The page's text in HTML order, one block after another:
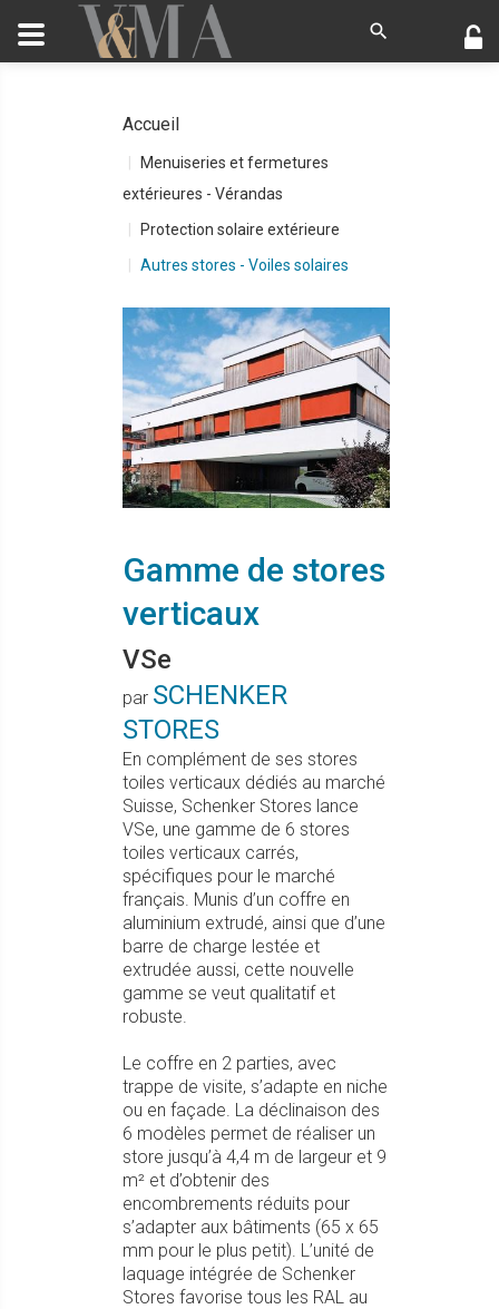
Accueil
Menuiseries et fermetures
extérieures - Vérandas
Protection solaire extérieure
Autres stores - Voiles solaires
Gamme de stores
verticaux
VSe
par SCHENKER
STORES
En complément de ses stores
toiles verticaux dédiés au marché
Suisse, Schenker Stores lance
VSe, une gamme de 6 stores
toiles verticaux carrés,
spécifiques pour le marché
français. Munis d’un coffre en
aluminium extrudé, ainsi que d’une
barre de charge lestée et
extrudée aussi, cette nouvelle
gamme se veut qualitatif et
robuste.
Le coffre en 2 parties, avec
trappe de visite, s’adapte en niche
ou en façade. La déclinaison des
6 modèles permet de réaliser un
store jusqu’à 4,4 m de largeur et 9
m² et d’obtenir des
encombrements réduits pour
s’adapter aux bâtiments (65 x 65
mm pour le plus petit). L’unité de
laquage intégrée de Schenker
Stores favorise tous les RAL au